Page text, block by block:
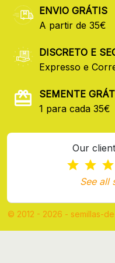
ENVIO GRÁTIS
A partir de 35€
DISCRETO E
Expresso e
SEMENTE
1 para cada 35€
Our
See all
© 2012 - 2026 - semillas-